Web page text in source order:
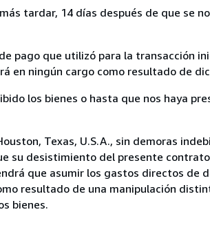
tardar, 14 días después de que se
pago que utilizó para la transacción
en ningún cargo como resultado de
los bienes o hasta que nos haya
Texas, U.S.A., sin demoras
su desistimiento del presente
que asumir los gastos directos de
resultado de una manipulación
bienes.